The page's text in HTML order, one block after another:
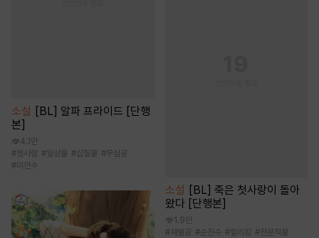
소설 [BL] 알파 프라이드 [단행
본]
4.1만
#첫사랑 #일상물 #삽질물 #무심공
#미인수
소설 [BL] 죽은 첫사랑이 돌아
왔다 [단행본]
1.9만
#재벌공 #순진수 #할리킹 #전문직물